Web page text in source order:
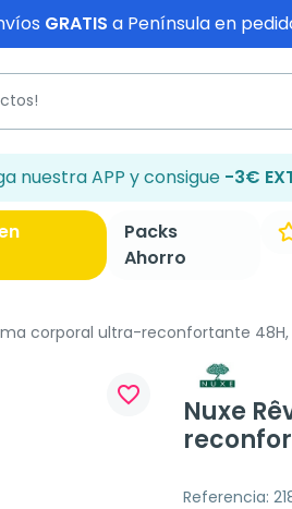
GRATIS a Península en
nuestra APP y consigue -3€
Packs
Ahorro
corporal ultra-reconfortante
favorite_border
Nuxe
Referencia: